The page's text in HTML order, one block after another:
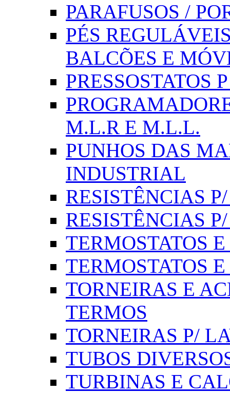
PARAFUSOS /
PÉS
BALCÕES E
PRESSOSTATOS
M.L.R E M.L.L.
PUNHOS DAS
INDUSTRIAL
RESISTÊNCIAS
RESISTÊNCIAS
TERMOSTATOS
TERMOSTATOS
TORNEIRAS E
TERMOS
TORNEIRAS P/
TUBOS
TURBINAS E